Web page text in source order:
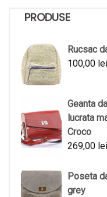
PRODUSE
Rucsac
100,00 lei
Geanta
lucrata
Croco
269,00 lei
Poseta
grey